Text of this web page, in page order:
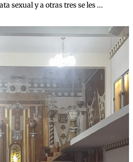
sexual y a otras tres se les ...